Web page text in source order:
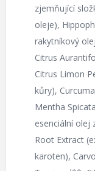
zjemňující
oleje),
rakytníkový
Citrus
Citrus Limon
kůry),
Mentha
esenciální olej
Root Extract
karoten),